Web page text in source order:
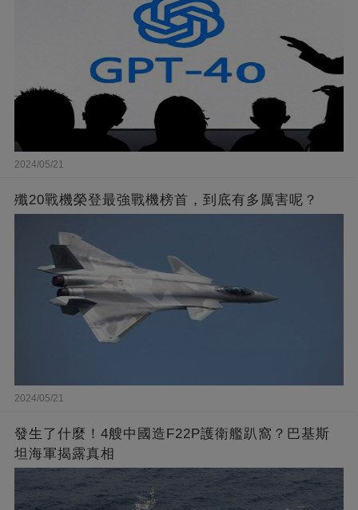
2024/05/21
殲20戰機榮登最強戰機榜首，到底有多厲害呢？
2024/05/21
發生了什麼！4艘中國造F22P護衛艦趴窩？巴基斯
坦海軍揭露真相